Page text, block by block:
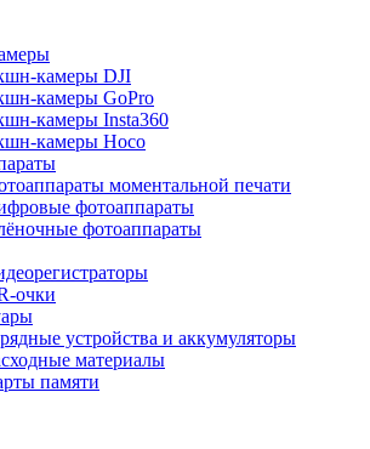
камеры DJI
камеры GoPro
камеры Insta360
камеры Hoco
моментальной печати
фотоаппараты
фотоаппараты
очки
устройства и аккумуляторы
материалы
памяти